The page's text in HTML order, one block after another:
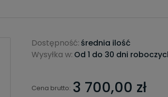
Dostępność: średnia ilość
Wysyłka w: Od 1 do 30 dni
Cena brutto: 3 700,00 zł